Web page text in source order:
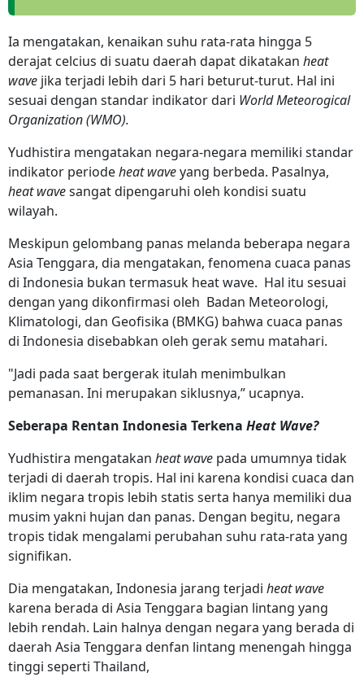
Ia mengatakan, kenaikan suhu rata-rata hingga 5
derajat celcius di suatu daerah dapat dikatakan heat
wave jika terjadi lebih dari 5 hari beturut-turut. Hal ini
sesuai dengan standar indikator dari World Meteorogical
Organization (WMO).
Yudhistira mengatakan negara-negara memiliki standar
indikator periodeheat waveyang berbeda. Pasalnya,
heat wavesangat dipengaruhi oleh kondisi suatu
wilayah.
Meskipun gelombang panas melanda beberapa negara
Asia Tenggara, dia mengatakan, fenomena cuaca panas
di Indonesia bukan termasuk heat wave. Hal itu sesuai
dengan yang dikonfirmasi oleh Badan Meteorologi,
Klimatologi, dan Geofisika (BMKG) bahwa cuaca panas
di Indonesia disebabkan oleh gerak semu matahari.
"Jadi pada saat bergerak itulah menimbulkan
pemanasan. Ini merupakan siklusnya,” ucapnya.
Seberapa Rentan Indonesia Terkena Heat Wave?
Yudhistira mengatakan heat wave pada umumnya tidak
terjadi di daerah tropis. Hal ini karena kondisi cuaca dan
iklim negara tropis lebih statis serta hanya memiliki dua
musim yakni hujan dan panas. Dengan begitu, negara
tropis tidak mengalami perubahan suhu rata-rata yang
signifikan.
Dia mengatakan, Indonesia jarang terjadi heat wave
karena berada di Asia Tenggara bagian lintang yang
lebih rendah. Lain halnya dengan negara yang berada di
daerah Asia Tenggara denfan lintang menengah hingga
tinggi seperti Thailand,